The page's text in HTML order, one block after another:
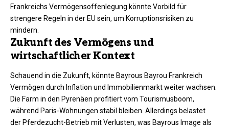
Frankreichs Vermögensoffenlegung könnte Vorbild für
strengere Regeln in der EU sein, um Korruptionsrisiken zu
mindern.​
Zukunft des Vermögens und
wirtschaftlicher Kontext
Schauend in die Zukunft, könnte Bayrous Bayrou Frankreich
Vermögen durch Inflation und Immobilienmarkt weiter wachsen.
Die Farm in den Pyrenäen profitiert vom Tourismusboom,
während Paris-Wohnungen stabil bleiben. Allerdings belastet
der Pferdezucht-Betrieb mit Verlusten, was Bayrous Image als